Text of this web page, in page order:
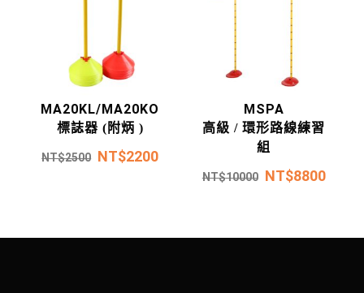
MA20KL/MA20KO
標誌器 (附炳 )
NT$2500 NT$2200
MSPA
高級 / 環形路線練習
組
NT$10000 NT$8800